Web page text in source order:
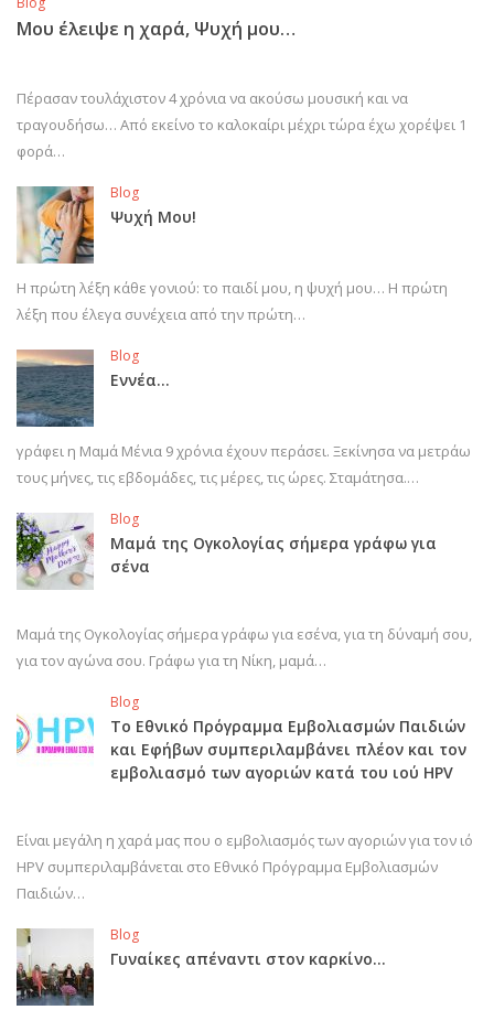
Μου έλειψε η χαρά, Ψυχή μου…
Πέρασαν τουλάχιστον 4 χρόνια να ακούσω μουσική και να
τραγουδήσω… Από εκείνο το καλοκαίρι μέχρι τώρα έχω χορέψει 1
φορά…
Blog
Ψυχή Μου!
Η πρώτη λέξη κάθε γονιού: το παιδί μου, η ψυχή μου… Η πρώτη
λέξη που έλεγα συνέχεια από την πρώτη…
Blog
Εννέα…
γράφει η Μαμά Μένια 9 χρόνια έχουν περάσει. Ξεκίνησα να μετράω
τους μήνες, τις εβδομάδες, τις μέρες, τις ώρες. Σταμάτησα.…
Blog
Μαμά της Ογκολογίας σήμερα γράφω για
σένα
Μαμά της Ογκολογίας σήμερα γράφω για εσένα, για τη δύναμή σου,
για τον αγώνα σου. Γράφω για τη Νίκη, μαμά…
Blog
Το Εθνικό Πρόγραμμα Εμβολιασμών Παιδιών
και Εφήβων συμπεριλαμβάνει πλέον και τον
εμβολιασμό των αγοριών κατά του ιού HPV
Είναι μεγάλη η χαρά μας που ο εμβολιασμός των αγοριών για τον ιό
HPV συμπεριλαμβάνεται στο Εθνικό Πρόγραμμα Εμβολιασμών
Παιδιών…
Blog
Γυναίκες απέναντι στον καρκίνο…